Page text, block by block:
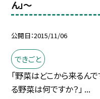
ん」〜
公開日 2015/11/06
できごと
「野菜はどこから来るん
る野菜は何ですか？」 ...